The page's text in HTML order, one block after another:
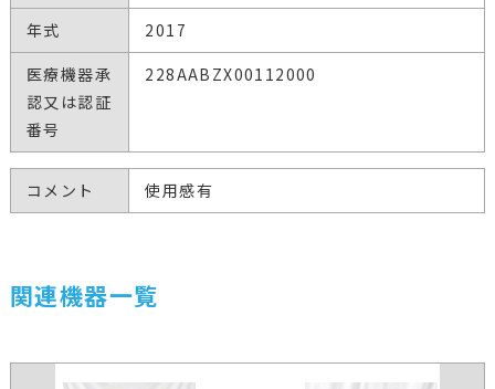
年式
2017
医療機器承
認又は認証
番号
228AABZX00112000
コメント 使用感有
関連機器一覧